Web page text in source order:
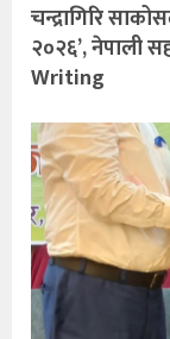
चन्द्रागिरि
२०२६’, नेपाली
Writing